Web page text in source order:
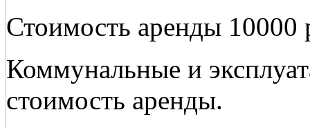
Стоимость аренды
Коммунальные и
стоимость аренды.